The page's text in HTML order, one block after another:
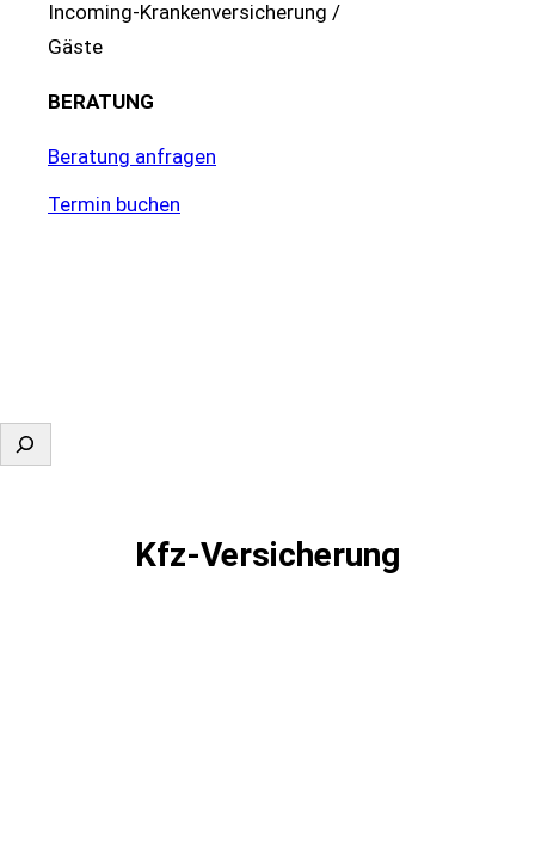
Incoming-Krankenversicherung /
Gäste
BERATUNG
Beratung anfragen
Termin buchen
Suchen
Kfz-Versicherung